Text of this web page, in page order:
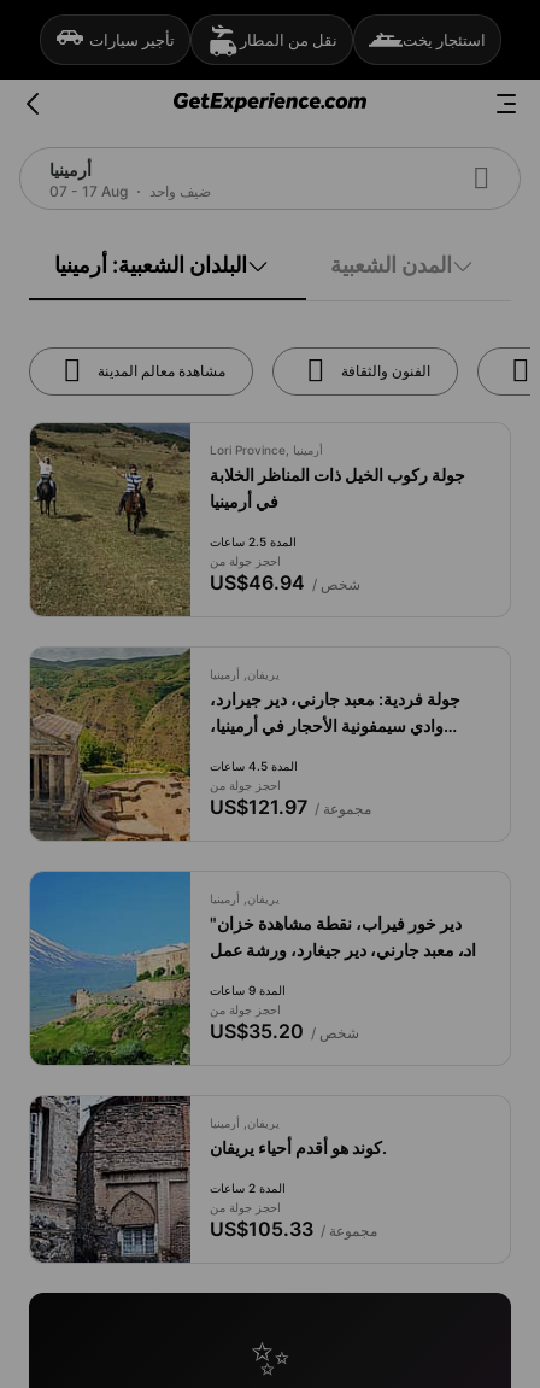
تأجير سيارات نقل من المطار استئجار يخت
أرمينيا
07 - 17 Aug ضيف واحد
البلدان الشعبية: أرمينيا المدن الشعبية
مشاهدة معالم المدينة الفنون والثقافة
Lori Province, أرمينيا
جولة ركوب الخيل ذات المناظر الخلابة
في أرمينيا
المدة 2.5 ساعات
احجز جولة من
US$46.94 / شخص
يريفان, أرمينيا
جولة فردية: معبد جارني، دير جيرارد،
وادي سيمفونية الأحجار في أرمينيا،
المدة 4.5 ساعات
احجز جولة من
US$121.97 / مجموعة
يريفان, أرمينيا
"دير خور فيراب، نقطة مشاهدة خزان
آزاد، معبد جارني، دير جيغارد، ورشة عمل
المدة 9 ساعات
احجز جولة من
US$35.20 / شخص
يريفان, أرمينيا
كوند هو أقدم أحياء يريفان.
المدة 2 ساعات
احجز جولة من
US$105.33 / مجموعة
✨